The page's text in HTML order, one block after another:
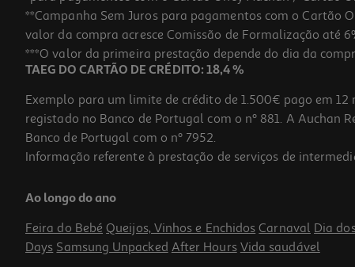
-45%
30.72 €/Kg
Price reduced from
10,99 € to
5,99 €
Promoção
**Campanha Sem Juros para pagamentos com o Cartão
valor da compra acresce Comissão de Formalização até
***O valor da primeira prestação depende do dia da
TAEG DO CARTÃO DE CRÉDITO: 18,4 %
Exemplo para um limite de crédito de 1.500€ pago em
registado no Banco de Portugal com o nº 881. A
Banco de Portugal com o nº 7952.
Informação referente à prestação de serviços de
Ao longo do ano
Feira do Bebé Queijos, Vinhos e Enchidos Carnaval Dia
Days Samsung Unpacked After Hours Vida saudável